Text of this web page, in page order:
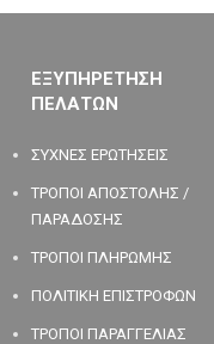
ΕΞΥΠΗΡΕΤΗΣΗ
ΠΕΛΑΤΩΝ
ΣΥΧΝΕΣ ΕΡΩΤΗΣΕΙΣ
ΤΡΟΠΟΙ ΑΠΟΣΤΟΛΗΣ /
ΠΑΡΑΔΟΣΗΣ
ΤΡΟΠΟΙ ΠΛΗΡΩΜΗΣ
ΠΟΛΙΤΙΚΗ ΕΠΙΣΤΡΟΦΩΝ
ΤΡΟΠΟΙ ΠΑΡΑΓΓΕΛΙΑΣ